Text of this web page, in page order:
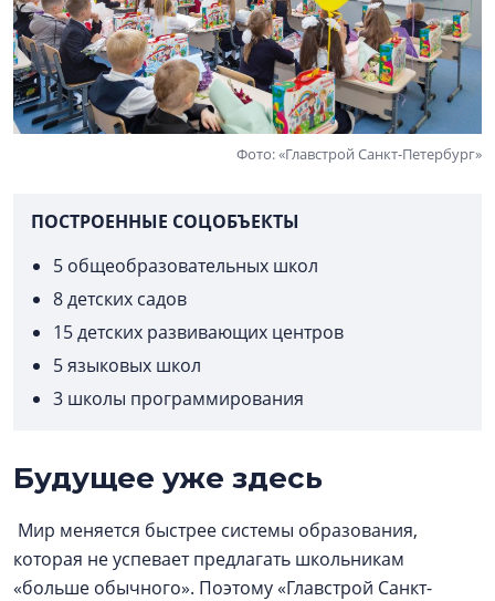
Фото: «Главстрой Санкт-Петербург»
ПОСТРОЕННЫЕ СОЦОБЪЕКТЫ
5 общеобразовательных школ
8 детских садов
15 детских развивающих центров
5 языковых школ
3 школы программирования
Будущее уже здесь
Мир меняется быстрее системы образования,
которая не успевает предлагать школьникам
«больше обычного». Поэтому «Главстрой Санкт-